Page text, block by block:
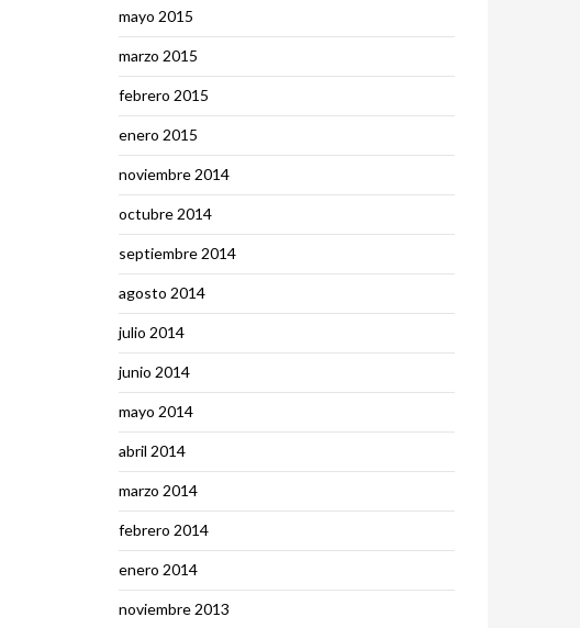
mayo 2015
marzo 2015
febrero 2015
enero 2015
noviembre 2014
octubre 2014
septiembre 2014
agosto 2014
julio 2014
junio 2014
mayo 2014
abril 2014
marzo 2014
febrero 2014
enero 2014
noviembre 2013